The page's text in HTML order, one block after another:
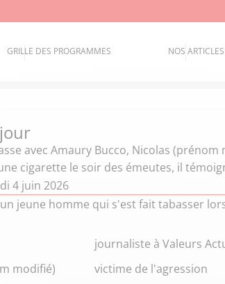
GRILLE DES PROGRAMMES NOS ARTICLES
avec Amaury Bucco, Nicolas (prénom
cigarette le soir des émeutes, il
4 juin 2026
jeune homme qui s'est fait tabasser
journaliste à Valeurs
modifié)
victime de l'agression